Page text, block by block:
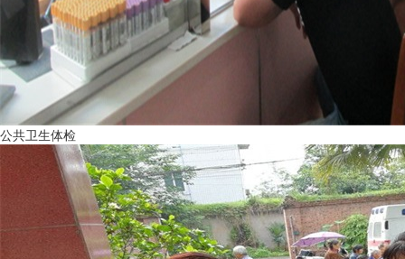
公共卫生体检